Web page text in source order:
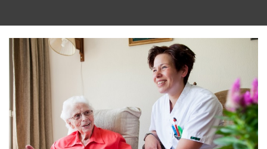
ZORG
24-UURS ZORG